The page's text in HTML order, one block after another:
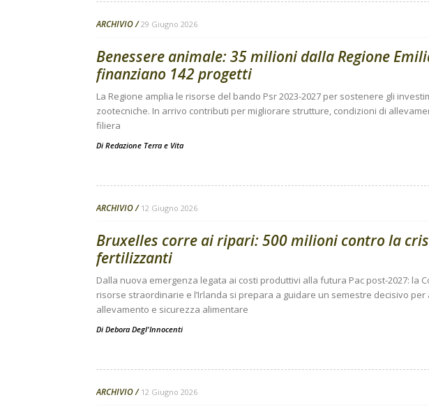
ARCHIVIO 29 Giugno 2026
Benessere animale: 35 milioni dalla Regione
finanziano 142 progetti
La Regione amplia le risorse del bando Psr 2023-2027 per sostenere gli
zootecniche. In arrivo contributi per migliorare strutture, condizioni di
filiera
Di Redazione Terra e Vita
ARCHIVIO 12 Giugno 2026
Bruxelles corre ai ripari: 500 milioni contro la
fertilizzanti
Dalla nuova emergenza legata ai costi produttivi alla futura Pac post-2027: la
risorse straordinarie e l’Irlanda si prepara a guidare un semestre decisivo per
allevamento e sicurezza alimentare
Di Debora Degl'Innocenti
ARCHIVIO 12 Giugno 2026